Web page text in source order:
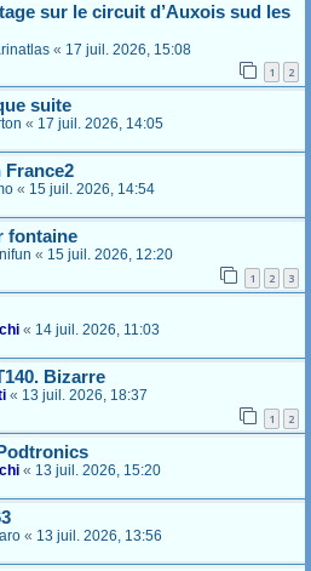
sur le circuit d’Auxois sud les
« 17 juil. 2026, 15:08
1 2
suite
« 17 juil. 2026, 14:05
France2
« 15 juil. 2026, 14:54
fontaine
« 15 juil. 2026, 12:20
1 2 3
« 14 juil. 2026, 11:03
Bizarre
« 13 juil. 2026, 18:37
1 2
« 13 juil. 2026, 15:20
« 13 juil. 2026, 13:56